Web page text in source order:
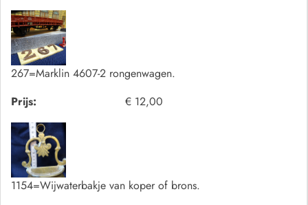
267=Marklin 4607-2 rongenwagen.
Prijs:
€ 12,00
1154=Wijwaterbakje van koper of brons.